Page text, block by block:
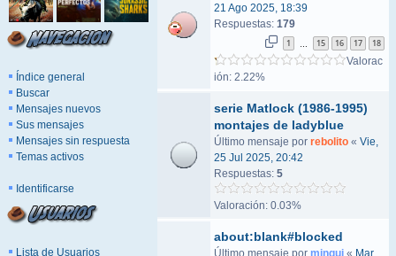
Índice general
Buscar
Mensajes nuevos
Sus mensajes
Mensajes sin respuesta
Temas activos
Identificarse
Lista de Usuarios
21 Ago 2025, 18:39
Respuestas: 179
1 15 16 17 18
Valorac
ión: 2.22%
serie Matlock (1986-1995)
montajes de ladyblue
Último mensaje por rebolito « Vie,
25 Jul 2025, 20:42
Respuestas: 5
Valoración: 0.03%
about:blank#blocked
Último mensaje por mingui « Mar,